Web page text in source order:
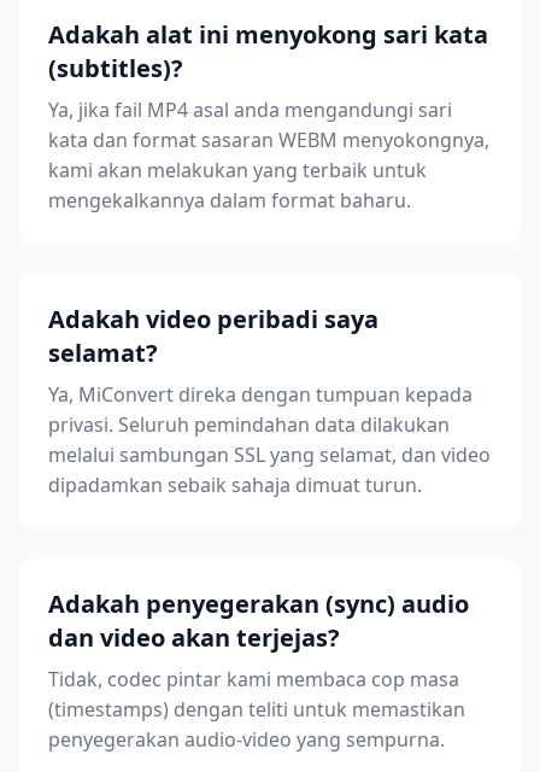
Adakah alat ini menyokong sari kata
(subtitles)?
Ya, jika fail MP4 asal anda mengandungi sari
kata dan format sasaran WEBM menyokongnya,
kami akan melakukan yang terbaik untuk
mengekalkannya dalam format baharu.
Adakah video peribadi saya
selamat?
Ya, MiConvert direka dengan tumpuan kepada
privasi. Seluruh pemindahan data dilakukan
melalui sambungan SSL yang selamat, dan video
dipadamkan sebaik sahaja dimuat turun.
Adakah penyegerakan (sync) audio
dan video akan terjejas?
Tidak, codec pintar kami membaca cop masa
(timestamps) dengan teliti untuk memastikan
penyegerakan audio-video yang sempurna.